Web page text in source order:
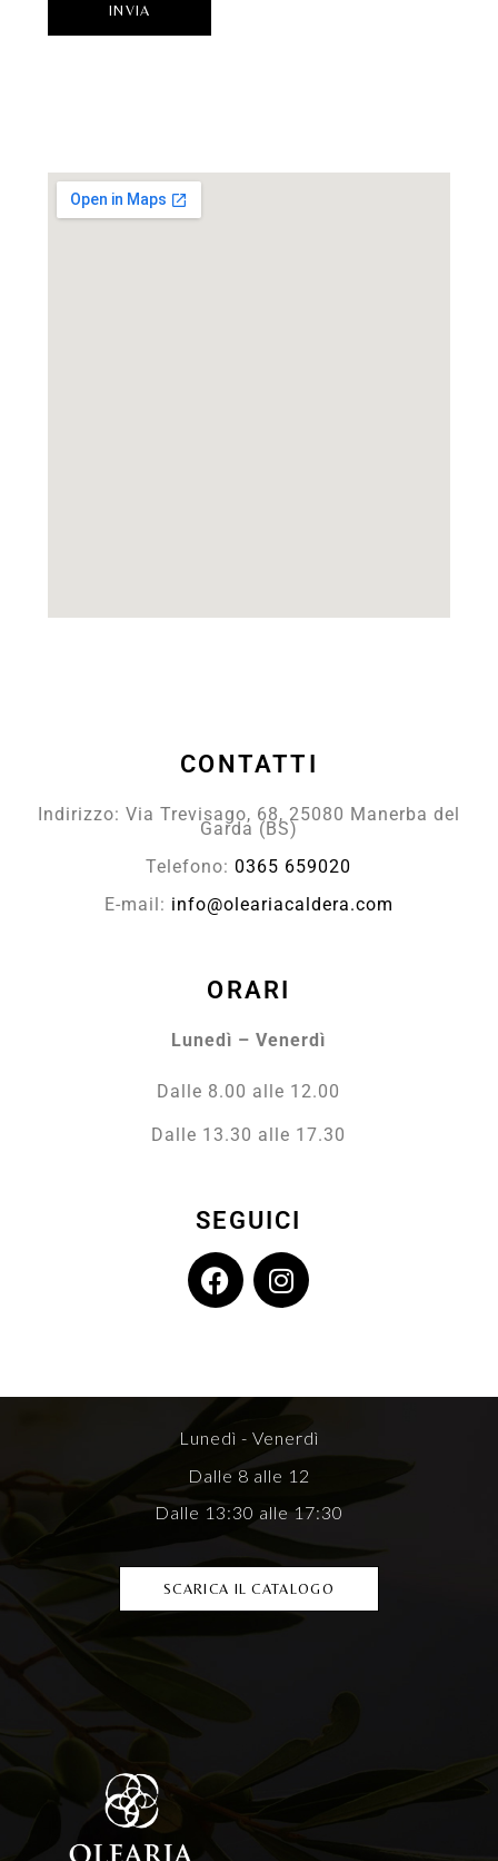
INVIA
CONTATTI
Indirizzo: Via Trevisago, 68, 25080 Manerba del
Garda (BS)
Telefono:0365 659020
E-mail: info@oleariacaldera.com
ORARI
Lunedì – Venerdì
Dalle 8.00 alle 12.00
Dalle 13.30 alle 17.30
SEGUICI
Lunedì - Venerdì
Dalle 8 alle 12
Dalle 13:30 alle 17:30
SCARICA IL CATALOGO